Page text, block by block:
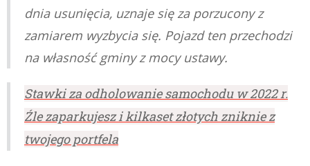
dnia usunięcia, uznaje się za porzucony z
zamiarem wyzbycia się. Pojazd ten przechodzi
na własność gminy z mocy ustawy.
Stawki za odholowanie samochodu w 2022 r.
Źle zaparkujesz i kilkaset złotych zniknie z
twojego portfela